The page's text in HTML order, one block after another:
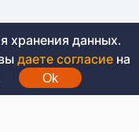
сайте не
вся
хранения данных.
даете согласие на
Ok